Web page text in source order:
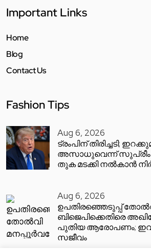
Important Links
Home
Blog
Contact Us
Fashion Tips
Aug 6, 2026
ട്രംപിന് തിരിച്ചടി;
അസാധുവെന്ന് സുപ്രീം
തുക മടക്കി നൽകാൻ
Aug 6, 2026
ഉപതിരഞ്ഞെടുപ്പ്
ബിജെപിക്കെതിരെ
പുതിയ ആരോപണം;
സജീവം